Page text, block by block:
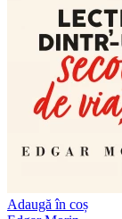
Adaugă în coș